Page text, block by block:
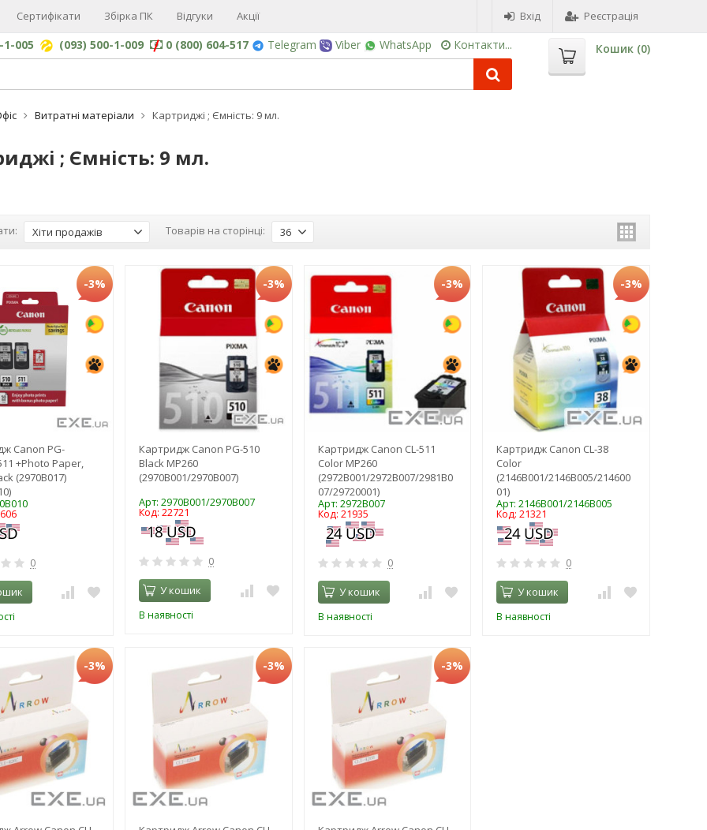
Сертифікати Збірка ПК Відгуки Акції Вхід Реєстрація
1-005 (093) 500-1-009 0 (800) 604-517 Telegram Viber WhatsApp Контакти... Кошик (0)
Витратні матеріали Картриджі ; Ємність: 9 мл.
; Ємність: 9 мл.
Хіти продажів Товарів на сторінці: 36
-3%
Canon PG-
+Photo Paper,
(2970B017)
0
-3%
Картридж Canon PG-510
Black MP260
(2970B001/2970B007)
Арт: 2970B001/2970B007
Код: 22721
0
У кошик
В наявності
-3%
Картридж Canon CL-511
Color MP260
(2972B001/2972B007/2981B0
07/29720001)
Арт: 2972B007
Код: 21935
0
У кошик
В наявності
-3%
Картридж Canon CL-38
Color
(2146B001/2146B005/214600
01)
Арт: 2146B001/2146B005
Код: 21321
0
У кошик
В наявності
-3% -3% -3%